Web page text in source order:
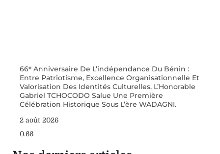
66ᵉ Anniversaire De L’indépendance Du Bénin :
Entre Patriotisme, Excellence Organisationnelle Et
Valorisation Des Identités Culturelles, L’Honorable
Gabriel TCHOCODO Salue Une Première
Célébration Historique Sous L’ère WADAGNI.
2 août 2026